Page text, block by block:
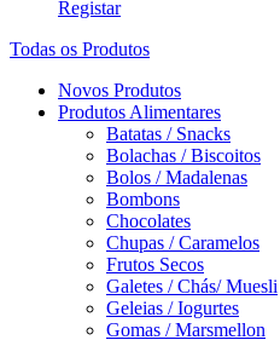
Registar
Todas os Produtos
Novos Produtos
Produtos Alimentares
Batatas / Snacks
Bolachas / Biscoitos
Bolos / Madalenas
Bombons
Chocolates
Chupas / Caramelos
Frutos Secos
Galetes / Chás/ Muesli
Geleias / Iogurtes
Gomas / Marsmellon